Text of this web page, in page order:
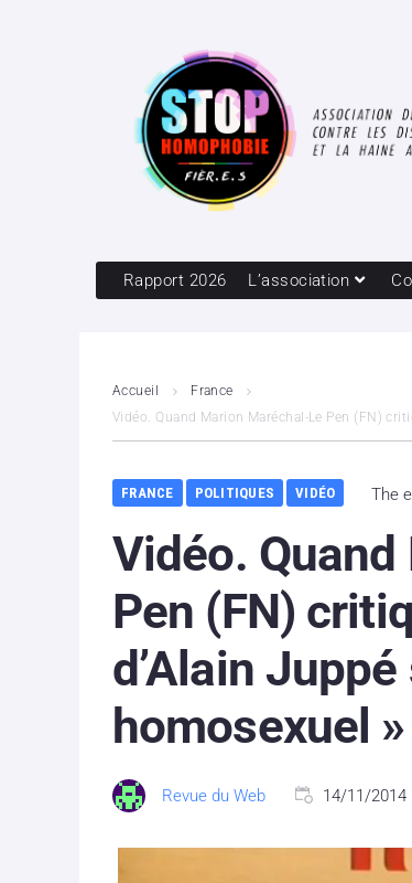
Rapport 2026 L’association
Accueil
France
Vidéo. Quand Marion Maréchal-Le Pen (FN)
FRANCE POLITIQUES VIDÉO The
Vidéo.
Pen (FN)
d’Alain
homosexuel »
Revue du Web 14/11/2014